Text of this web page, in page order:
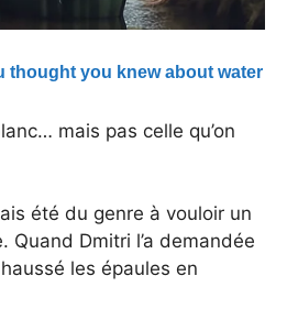
mais pas celle qu’on
été du genre à vouloir un
Quand Dmitri l’a demandée
les épaules en